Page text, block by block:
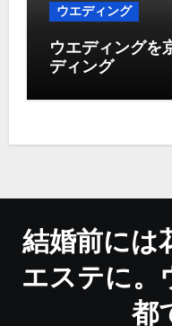
ウエディング
ウエディングを
ディング
結婚前には
エステに。
都